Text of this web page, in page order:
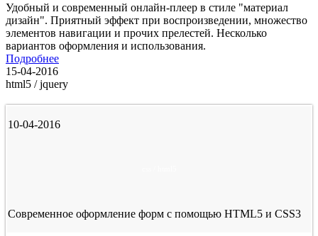
Удобный и современный онлайн-плеер в стиле "материал
дизайн". Приятный эффект при воспроизведении, множество
элементов навигации и прочих прелестей. Несколько
вариантов оформления и использования.
Подробнее
15-04-2016
html5 / jquery
10-04-2016
Современное оформление форм с помощью HTML5 и CSS3